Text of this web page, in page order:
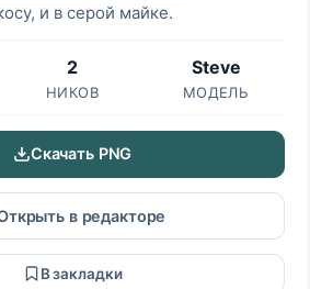
и в серой майке.
2
НИКОВ
Steve
МОДЕЛЬ
Скачать PNG
в редакторе
В закладки